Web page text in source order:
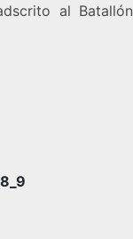
al Batallón